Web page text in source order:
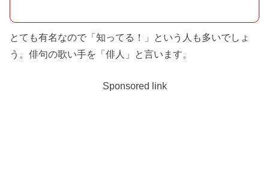
とても有名なので「知ってる！」という人も多いでしょ
う。俳句の歌い手を「俳人」と言います。
Sponsored link